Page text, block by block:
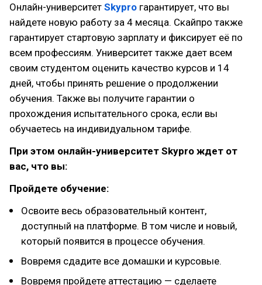
Онлайн-университет Skypro гарантирует, что вы
найдете новую работу за 4 месяца. Скайпро также
гарантирует стартовую зарплату и фиксирует её по
всем профессиям. Университет также дает всем
своим студентом оценить качество курсов и 14
дней, чтобы принять решение о продолжении
обучения. Также вы получите гарантии о
прохождения испытательного срока, если вы
обучаетесь на индивидуальном тарифе.
При этом онлайн-университет Skypro ждет от
вас, что вы:
Пройдете обучение:
Освоите весь образовательный контент,
доступный на платформе. В том числе и новый,
который появится в процессе обучения.
Вовремя сдадите все домашки и курсовые.
Вовремя пройдете аттестацию — сделаете